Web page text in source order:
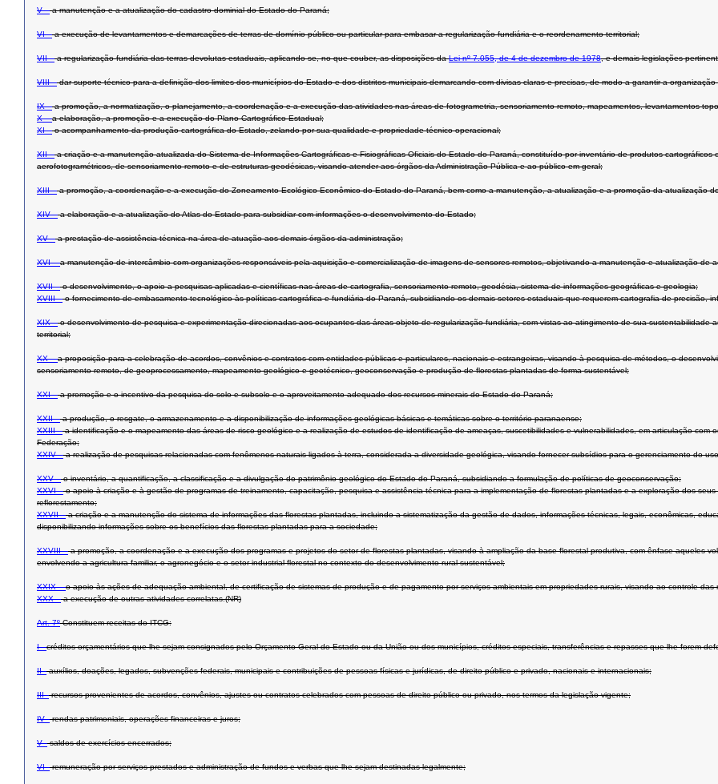
V –a manutenção e a atualização do cadastro dominial do Estado do Paraná;
VI –a execução de levantamentos e demarcações de terras de domínio público ou particular para embasar a regularização fundiária e o reordenamento territorial;
VII –a regularização fundiária das terras devolutas estaduais, aplicando-se, no que couber, as disposições daLei nº 7.055, de 4 de dezembro de 1978, e demais legislações
VIII –dar suporte técnico para a definição dos limites dos municípios do Estado e dos distritos municipais demarcando com divisas claras e precisas, de modo a garantir a
IX –a promoção, a normatização, o planejamento, a coordenação e a execução das atividades nas áreas de fotogrametria, sensoriamento remoto, mapeamentos, levantamentos
X –a elaboração, a promoção e a execução do Plano Cartográfico Estadual;
XI –o acompanhamento da produção cartográfica do Estado, zelando por sua qualidade e propriedade técnico-operacional;
XII –a criação e a manutenção atualizada do Sistema de Informações Cartográficas e Fisiográficas Oficiais do Estado do Paraná, constituído por inventário de produtos
aerofotogramétricos, de sensoriamento remoto e de estruturas geodésicas, visando atender aos órgãos da Administração Pública e ao público em geral;
XIII –a promoção, a coordenação e a execução do Zoneamento Ecológico Econômico do Estado do Paraná, bem como a manutenção, a atualização e a promoção da atualização
XIV –a elaboração e a atualização do Atlas do Estado para subsidiar com informações o desenvolvimento do Estado;
XV –a prestação de assistência técnica na área de atuação aos demais órgãos da administração;
XVI –a manutenção de intercâmbio com organizações responsáveis pela aquisição e comercialização de imagens de sensores remotos, objetivando a manutenção e atualização de
XVII –o desenvolvimento, o apoio a pesquisas aplicadas e científicas nas áreas de cartografia, sensoriamento remoto, geodésia, sistema de informações geográficas e geologia;
XVIII –o fornecimento de embasamento tecnológico às políticas cartográfica e fundiária do Paraná, subsidiando os demais setores estaduais que requerem cartografia de precisão,
XIX –o desenvolvimento de pesquisa e experimentação direcionadas aos ocupantes das áreas objeto de regularização fundiária, com vistas ao atingimento de sua sustentabilidade
territorial;
XX –a proposição para a celebração de acordos, convênios e contratos com entidades públicas e particulares, nacionais e estrangeiras, visando à pesquisa de métodos, o
sensoriamento remoto, de geoprocessamento, mapeamento geológico e geotécnico, geoconservação e produção de florestas plantadas de forma sustentável;
XXI –a promoção e o incentivo da pesquisa do solo e subsolo e o aproveitamento adequado dos recursos minerais do Estado do Paraná;
XXII –a produção, o resgate, o armazenamento e a disponibilização de informações geológicas básicas e temáticas sobre o território paranaense;
XXIII –a identificação e o mapeamento das áreas de risco geológico e a realização de estudos de identificação de ameaças, suscetibilidades e vulnerabilidades, em articulação com
Federação;
XXIV –a realização de pesquisas relacionadas com fenômenos naturais ligados à terra, considerada a diversidade geológica, visando fornecer subsídios para o gerenciamento do
XXV –o inventário, a quantificação, a classificação e a divulgação do patrimônio geológico do Estado do Paraná, subsidiando a formulação de políticas de geoconservação;
XXVI –o apoio à criação e à gestão de programas de treinamento, capacitação, pesquisa e assistência técnica para a implementação de florestas plantadas e a exploração dos
reflorestamento;
XXVII –a criação e a manutenção do sistema de informações das florestas plantadas, incluindo a sistematização da gestão de dados, informações técnicas, legais, econômicas,
disponibilizando informações sobre os benefícios das florestas plantadas para a sociedade;
XXVIII –a promoção, a coordenação e a execução dos programas e projetos do setor de florestas plantadas, visando à ampliação da base florestal produtiva, com ênfase aqueles
envolvendo a agricultura familiar, o agronegócio e o setor industrial florestal no contexto do desenvolvimento rural sustentável;
XXIX –o apoio às ações de adequação ambiental, de certificação de sistemas de produção e de pagamento por serviços ambientais em propriedades rurais, visando ao controle das
XXX –a execução de outras atividades correlatas.(NR)
Art.7ºConstituem receitas do ITCG:
I -créditos orçamentários que lhe sejam consignados pelo Orçamento Geral do Estado ou da União ou dos municípios, créditos especiais, transferências e repasses que lhe forem
II -auxílios, doações, legados, subvenções federais, municipais e contribuições de pessoas físicas e jurídicas, de direito público e privado, nacionais e internacionais;
III -recursos provenientes de acordos, convênios, ajustes ou contratos celebrados com pessoas de direito público ou privado, nos termos da legislação vigente;
IV -rendas patrimoniais, operações financeiras e juros;
V -saldos de exercícios encerrados;
VI -remuneração por serviços prestados e administração de fundos e verbas que lhe sejam destinadas legalmente;